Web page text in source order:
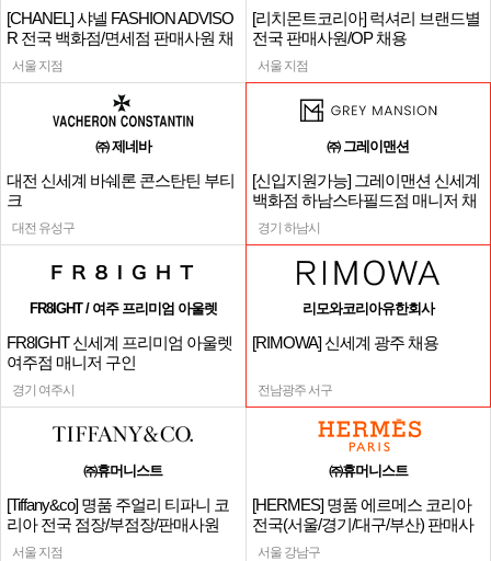
[CHANEL] 샤넬 FASHION ADVISO
R 전국 백화점/면세점 판매사원 채
용
서울 지점
[리치몬트코리아] 럭셔리 브랜드별
전국 판매사원/OP 채용
서울 지점
㈜ 제네바
대전 신세계 바쉐론 콘스탄틴 부티
크
대전 유성구
㈜ 그레이맨션
[신입지원가능] 그레이맨션 신세계
백화점 하남스타필드점 매니저 채
용
경기 하남시
FR8IGHT / 여주 프리미엄 아울렛
FR8IGHT 신세계 프리미엄 아울렛
여주점 매니저 구인
경기 여주시
리모와코리아유한회사
[RIMOWA] 신세계 광주 채용
전남광주 서구
㈜휴머니스트
[Tiffany&co] 명품 주얼리 티파니 코
리아 전국 점장/부점장/판매사원
서울 지점
㈜휴머니스트
[HERMES] 명품 에르메스 코리아
전국(서울/경기/대구/부산) 판매사
원
서울 강남구